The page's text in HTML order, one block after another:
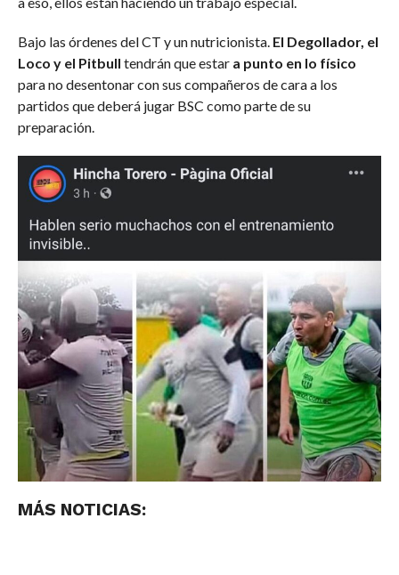
Bajo las órdenes del CT y un nutricionista. El Degollador, el
Loco y el Pitbull tendrán que estar a punto en lo físico
para no desentonar con sus compañeros de cara a los
partidos que deberá jugar BSC como parte de su
preparación.
MÁS NOTICIAS: